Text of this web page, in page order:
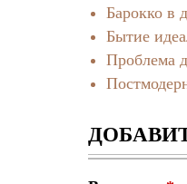
Барокко в
Бытие
Проблема